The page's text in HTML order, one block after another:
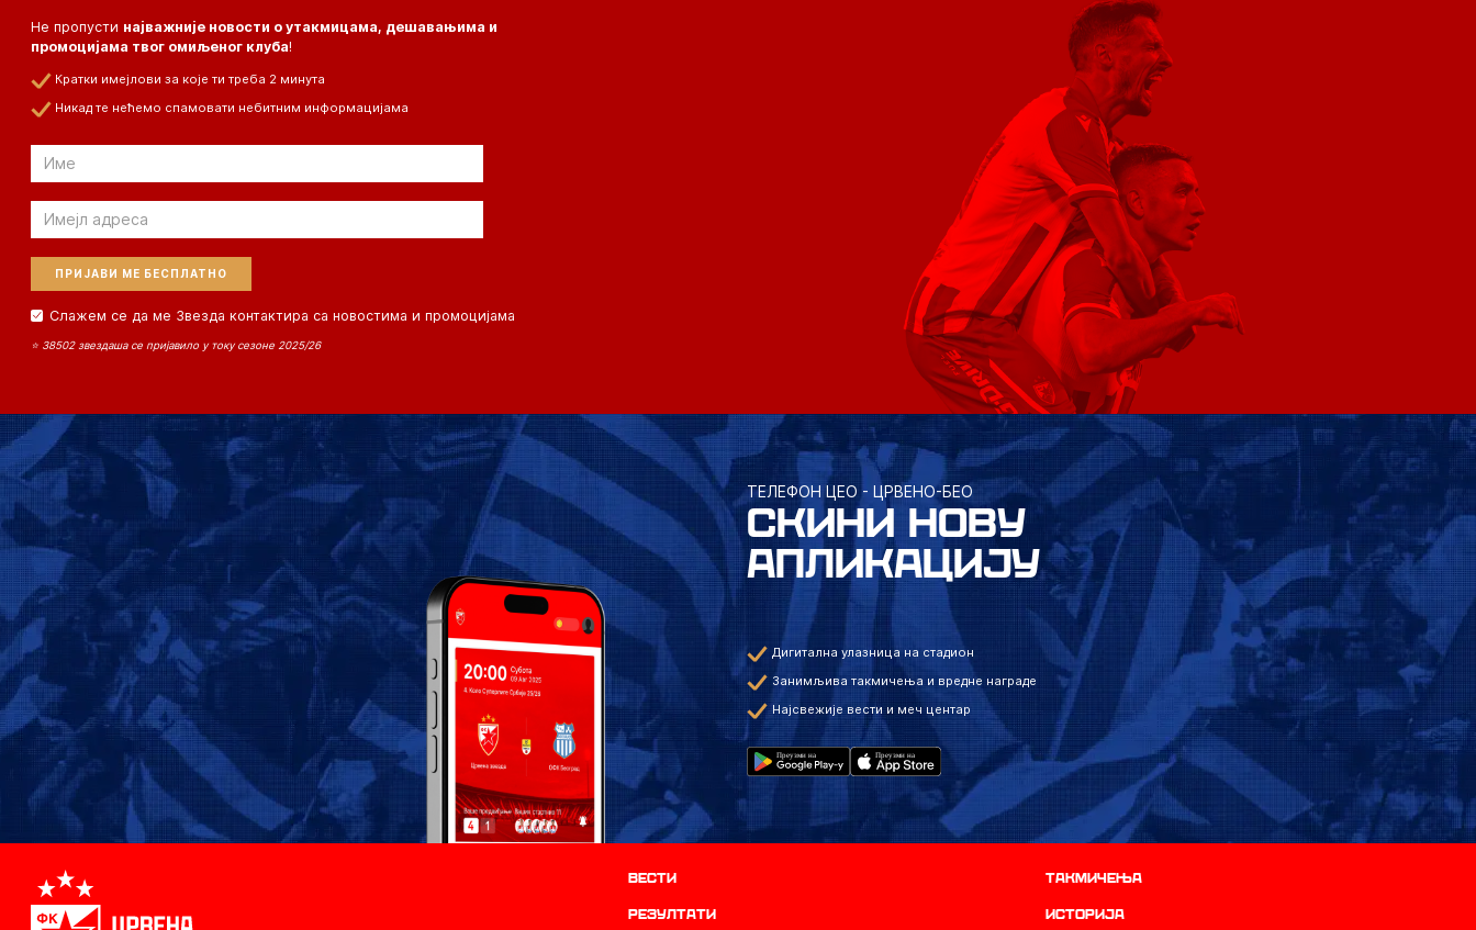
Не пропусти најважније новости о утакмицама, дешавањима и
промоцијама твог омиљеног клуба!
Кратки имејлови за које ти треба 2 минута
Никад те нећемо спамовати небитним информацијама
Email
Email
Слажем се да ме Звезда контактира са новостима и промоцијама
⭐ 38502 звездаша се пријавило у току сезоне 2025/26
ТЕЛЕФОН ЦЕО - ЦРВЕНО-БЕО
СКИНИ НОВУ
АПЛИКАЦИЈУ
Дигитална улазница на стадион
Занимљива такмичења и вредне награде
Најсвежије вести и меч центар
Вести Такмичења
резултати историја